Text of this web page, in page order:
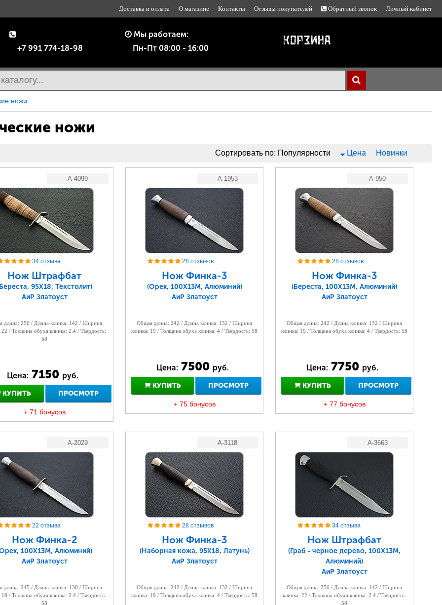
Доставка и оплата О магазине Контакты Отзывы покупателей Обратный звонок Личный кабинет
+7 991 774-18-98
Мы работаем:
Пн-Пт 08:00 - 16:00
ножи
ножи
Сортировать по: Популярности Цена Новинки
A-4099
34 отзыва
Нож Штрафбат
95Х18, Текстолит)
АиР Златоуст
длина: 256 / Длина клинка: 142 / Ширина
22 / Толщина обуха клинка: 2.4 / Твердость:
58
Цена: 7150 руб.
КУПИТЬ ПРОСМОТР
+ 71 бонусов
A-1953
28 отзывов
Нож Финка-3
(Орех, 100Х13М, Алюминий)
АиР Златоуст
Общая длина: 242 / Длина клинка: 132 / Ширина
клинка: 19 / Толщина обуха клинка: 4 / Твердость: 58
Цена: 7500 руб.
КУПИТЬ ПРОСМОТР
+ 75 бонусов
A-950
28 отзывов
Нож Финка-3
(Береста, 100Х13М, Алюминий)
АиР Златоуст
Общая длина: 242 / Длина клинка: 132 / Ширина
клинка: 19 / Толщина обуха клинка: 4 / Твердость: 58
Цена: 7750 руб.
КУПИТЬ ПРОСМОТР
+ 77 бонусов
A-2029
22 отзыва
Нож Финка-2
100Х13М, Алюминий)
АиР Златоуст
длина: 245 / Длина клинка: 130 / Ширина
18 / Толщина обуха клинка: 2.4 / Твердость:
58
A-3118
28 отзывов
Нож Финка-3
(Наборная кожа, 95Х18, Латунь)
АиР Златоуст
Общая длина: 242 / Длина клинка: 132 / Ширина
клинка: 19 / Толщина обуха клинка: 4 / Твердость: 58
A-3663
34 отзыва
Нож Штрафбат
(Граб - черное дерево, 100Х13М,
Алюминий)
АиР Златоуст
Общая длина: 256 / Длина клинка: 142 / Ширина
клинка: 22 / Толщина обуха клинка: 2.4 / Твердость:
58